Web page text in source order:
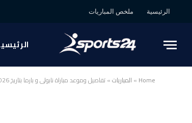
الرئيسية ملخص المباريات
Home
» المباريات»تفاصيل وموعد مباراة نابولي و بارما بتاريخ 2026-01-14 في دوري إيطاليا, الدوري الإيطالي